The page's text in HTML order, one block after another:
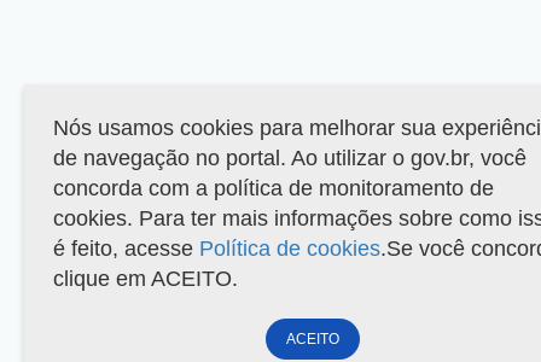
Nós usamos cookies para melhorar sua
de navegação no portal. Ao utilizar o gov.br, você
concorda com a política de monitoramento de
cookies. Para ter mais informações sobre como
é feito, acesse Política de cookies.Se você
clique em ACEITO.
ACEITO